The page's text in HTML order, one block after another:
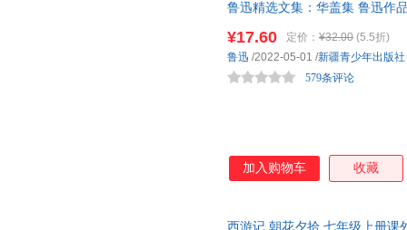
鲁迅精选文集：华盖集 鲁迅作
¥17.60 定价： ¥32.00 (5.5折)
579条评论
鲁迅 /2022-05-01 /新疆青少年出版社
加入购物车 收藏
西游记 朝花夕拾 七年级上册课